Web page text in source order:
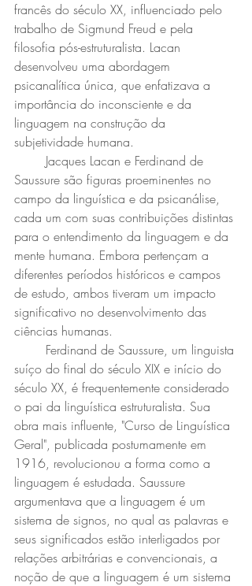
francês do século XX, influenciado pelo
trabalho de Sigmund Freud e pela
filosofia pós-estruturalista. Lacan
desenvolveu uma abordagem
psicanalítica única, que enfatizava a
importância do inconsciente e da
linguagem na construção da
subjetividade humana.
Saussure são figuras proeminentes no
campo da linguística e da psicanálise,
cada um com suas contribuições distintas
para o entendimento da linguagem e da
mente humana. Embora pertençam a
diferentes períodos históricos e campos
de estudo, ambos tiveram um impacto
significativo no desenvolvimento das
ciências humanas.
suíço do final do século XIX e início do
século XX, é frequentemente considerado
o pai da linguística estruturalista. Sua
obra mais influente, "Curso de Linguística
Geral", publicada postumamente em
1916, revolucionou a forma como a
linguagem é estudada. Saussure
argumentava que a linguagem é um
sistema de signos, no qual as palavras e
seus significados estão interligados por
relações arbitrárias e convencionais, a
noção de que a linguagem é um sistema